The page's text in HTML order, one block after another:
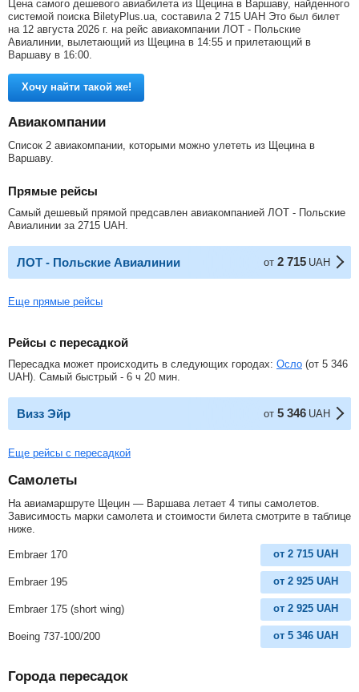
Цена самого дешевого авиабилета из Щецина в Варшаву, найденного
системой поиска BiletyPlus.ua, составила 2 715 UAH Это был билет
на 12 августа 2026 г. на рейс авиакомпании ЛОТ - Польские
Авиалинии, вылетающий из Щецина в 14:55 и прилетающий в
Варшаву в 16:00.
Хочу найти такой же!
Авиакомпании
Список 2 авиакомпании, которыми можно улететь из Щецина в
Варшаву.
Прямые рейсы
Самый дешевый прямой предсавлен авиакомпанией ЛОТ - Польские
Авиалинии за 2715 UAH
ЛОТ - Польские Авиалинии от 2 715 UAH
Еще прямые рейсы
Рейсы с пересадкой
Пересадка может происходить в следующих городах: Осло (от 5 346
UAH). Самый быстрый - 6 ч 20 мин.
Визз Эйр от 5 346 UAH
Еще рейсы с пересадкой
Самолеты
На авиамаршруте Щецин — Варшава летает 4 типы самолетов.
Зависимость марки самолета и стоимости билета смотрите в таблице
ниже.
Embraer 170 от 2 715 UAH
Embraer 195 от 2 925 UAH
Embraer 175 (short wing) от 2 925 UAH
Boeing 737-100/200 от 5 346 UAH
Города пересадок